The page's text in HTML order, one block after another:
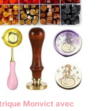
Monvict avec